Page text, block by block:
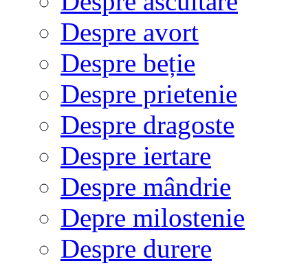
Despre avort
Despre beție
Despre prietenie
Despre dragoste
Despre iertare
Despre mândrie
Depre milostenie
Despre durere